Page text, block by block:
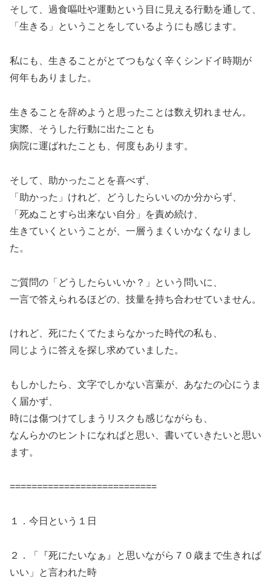
そして、過食嘔吐や運動という目に見える行動を通して、
「生きる」ということをしているようにも感じます。
私にも、生きることがとてつもなく辛くシンドイ時期が
何年もありました。
生きることを辞めようと思ったことは数え切れません。
実際、そうした行動に出たことも
病院に運ばれたことも、何度もあります。
そして、助かったことを喜べず、
「助かった」けれど、どうしたらいいのか分からず、
「死ぬことすら出来ない自分」を責め続け、
生きていくということが、一層うまくいかなくなりまし
た。
ご質問の「どうしたらいいか？」という問いに、
一言で答えられるほどの、技量を持ち合わせていません。
けれど、死にたくてたまらなかった時代の私も、
同じように答えを探し求めていました。
もしかしたら、文字でしかない言葉が、あなたの心にうま
く届かず、
時には傷つけてしまうリスクも感じながらも、
なんらかのヒントになればと思い、書いていきたいと思い
ます。
===========================
１．今日という１日
２．「『死にたいなぁ』と思いながら７０歳まで生きれば
いい」と言われた時